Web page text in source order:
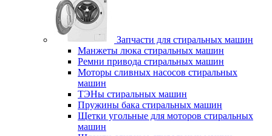
Запчасти для стиральных машин
Манжеты люка стиральных машин
Ремни привода стиральных машин
Моторы сливных насосов стиральных
машин
ТЭНы стиральных машин
Пружины бака стиральных машин
Щетки угольные для моторов стиральных
машин